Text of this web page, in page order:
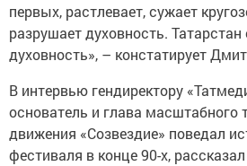
первых, растлевает, сужает
разрушает духовность. Татарстан
духовность», – констатирует
В интервью гендиректору
основатель и глава масштабного
движения «Созвездие» поведал
фестиваля в конце 90-х,